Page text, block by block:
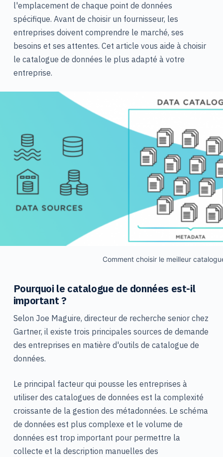
l'emplacement de chaque point de données
spécifique. Avant de choisir un fournisseur, les
entreprises doivent comprendre le marché, ses
besoins et ses attentes. Cet article vous aide à choisir
le catalogue de données le plus adapté à votre
entreprise.
Comment choisir le meilleur
Pourquoi le catalogue de données est-il
important ?
Selon Joe Maguire, directeur de recherche senior chez
Gartner, il existe trois principales sources de demande
des entreprises en matière d'outils de catalogue de
données.
Le principal facteur qui pousse les entreprises à
utiliser des catalogues de données est la complexité
croissante de la gestion des métadonnées. Le schéma
de données est plus complexe et le volume de
données est trop important pour permettre la
collecte et la description manuelles des